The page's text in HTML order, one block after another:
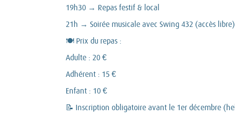
19h30 → Repas festif & local
21h → Soirée musicale avec Swing 432 (accès libre)
🍽 Prix du repas :
Adulte : 20 €
Adhérent : 15 €
Enfant : 10 €
📝 Inscription obligatoire avant le 1er décembre